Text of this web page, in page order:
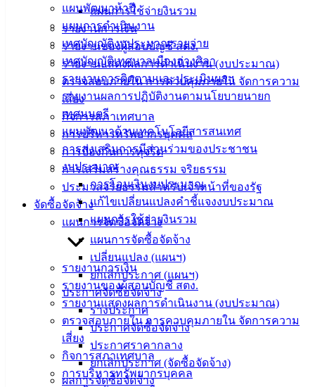
แผนการใช้จ่ายงินรวม
รายงานการเงิน
รายงานของผู้สอบบัญชี สตง.
รายงานแสดงผลการดำเนินงาน (งบประมาณ)
ตรวจสอบภายใน การควบคุมภายใน จัดการความ
เสี่ยง
กิจการสภาเทศบาล
การบริหารทรัพยากรบุคคล
การป้องกันการทุจริต
การเสริมสร้างคุณธรรม จริยธรรม
ประมวลจริยธรรมสำหรับเจ้าหน้าที่ของรัฐ
จัดซื้อจัดจ้าง
แผนการจัดซื้อจัดจ้าง
แผนการจัดซื้อจัดจ้าง
เปลี่ยนแปลง (แผนฯ)
ยกเลิกประกาศ (แผนฯ)
ประกาศจัดซื้อจัดจ้าง
ร่างประกาศ
ประกาศจัดซื้อจัดจ้าง
ประกาศราคากลาง
ยกเลิกประกาศ (จัดซื้อจัดจ้าง)
ผลการจัดซื้อจัดจ้าง
แผนพัฒนาห้าปี
แผนการดำเนินงาน
เทศบัญญัติงบประมาณรายจ่าย
เทศบัญญัติเทศบาลเมืองอ่างศิลา
รายงานการติดตามและประเมินผลฯ
รายงานผลการปฏิบัติงานตามนโยบายนายก
เทศมนตรี
แผนพัฒนาด้านเทคโนโลยีสารสนเทศ
การส่งเสริมการมีส่วนร่วมของประชาชน
งบประมาณ
การโอนเงินงบประมาณ
แก้ไขเปลี่ยนแปลงคำชี้แจงงบประมาณ
แผนการใช้จ่ายงินรวม
รายงานการเงิน
รายงานของผู้สอบบัญชี สตง.
รายงานแสดงผลการดำเนินงาน (งบประมาณ)
ตรวจสอบภายใน การควบคุมภายใน จัดการความ
เสี่ยง
กิจการสภาเทศบาล
การบริหารทรัพยากรบุคคล
อิเล็กทรอนิกส์
องค์
ความรู้
(Knowledge
Management)
เทศบาล
นายก
และ
หัวหน้า
ส่วน
ราชการ
เทศบาล
สงวนลิขสิทธิ์ © 2563 เทศบาลเมืองอ่างศิลา จังหวัดชลบุรี |